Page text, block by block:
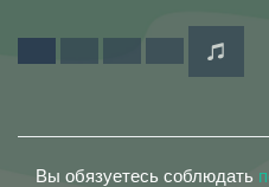
Вы обязуетесь соблюдать